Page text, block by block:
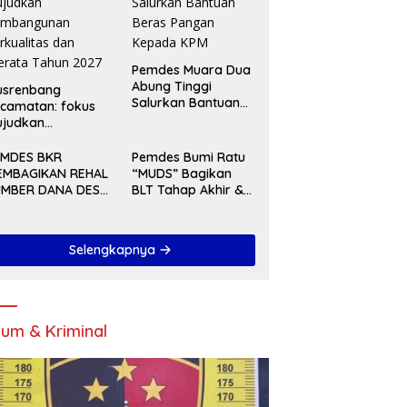
fokus
dan
Tahun 2027
Pemdes Muara Dua
Abung Tinggi
Salurkan Bantuan
BKR
REHAL
DANA DESA
Pemdes Bumi Ratu
“MUDS” Bagikan
BLT Tahap Akhir &
Tahun 2024
Selengkapnya
& Kriminal